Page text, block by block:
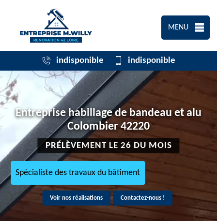
MENU
indisponible indisponible
Entreprise habillage de bandeau et alu
Colombier 42220
PRÉLÈVEMENT LE 26 DU MOIS
Spécialiste des travaux du bâtiment
Voir nos réalisations Contactez-nous !